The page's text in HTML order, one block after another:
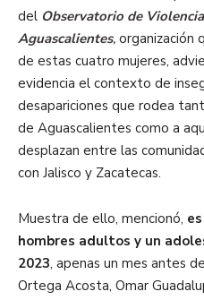
del Observatorio de
Aguascalientes, organización
de estas cuatro mujeres,
evidencia el contexto de
desapariciones que rodea
de Aguascalientes como a
desplazan entre las
con Jalisco y Zacatecas.
Muestra de ello, mencionó,
hombres adultos y un
2023, apenas un mes antes
Ortega Acosta, Omar